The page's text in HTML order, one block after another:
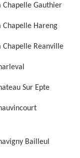
Chapelle Gauthier
Chapelle Hareng
Chapelle Reanville
Sur Epte
Bailleul